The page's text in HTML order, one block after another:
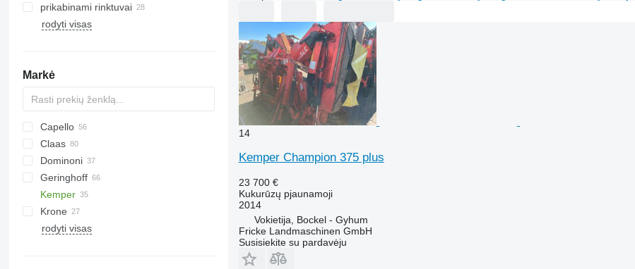
prikabinami rinktuvai
rodyti visas
Markė
Capello
Diamant
QUASAR
1083
2188
2388
4408
4412
Claas
Conspeed
Corio
Jaguar
Orbis
Sunspeed
Dominoni
Kaiman
Rock
S978
SL
MHS
L-series
Geringhoff
HORIZON
PCA
RD
608
C-series
Kemper
Champion
Champion 375
KMS
Krone
EasyCollect
MDD-200
SFH
CX
Drago GT
OptiCorn
8244
Corn Champion
rodyti visas
14
Kemper Champion 375 plus
23 700 €
Kukurūzų pjaunamoji
2014
Vokietija, Bockel - Gyhum
Fricke Landmaschinen GmbH
Susisiekite su pardavėju